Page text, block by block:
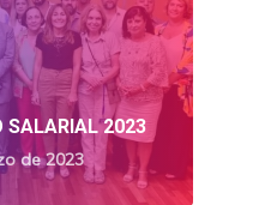
SALARIAL 2023
de 2023